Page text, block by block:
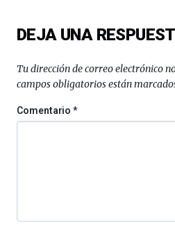
DEJA UNA
Tu dirección de correo electrónico
campos obligatorios están
Comentario*